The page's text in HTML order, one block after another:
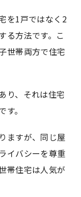
を1戸ではなく2
る方法です。こ
世帯両方で住宅
り、それは住宅
。
ますが、同じ屋
イバシーを尊重
帯住宅は人気が